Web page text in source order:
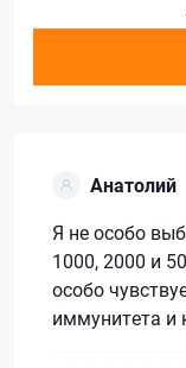
Анатолий
Я не особо
1000, 2000 и
особо
иммунитета и